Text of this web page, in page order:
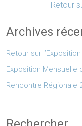
Retour
Archives
Retour sur
Exposition Mensuelle
Rencontre Régionale